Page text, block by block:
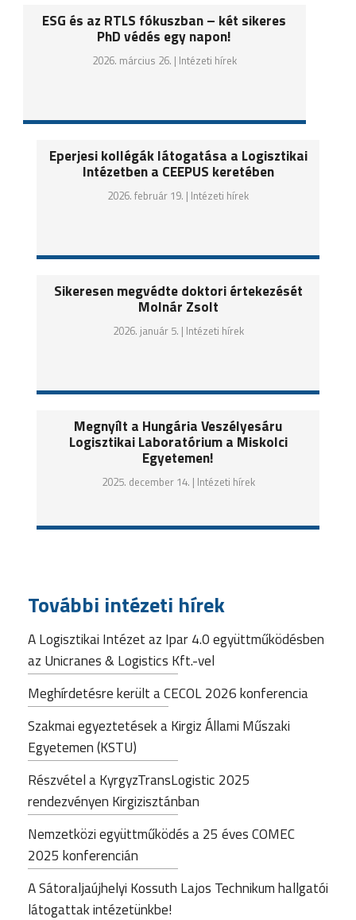
ESG és az RTLS fókuszban – két sikeres
PhD védés egy napon!
2026. március 26. | Intézeti hírek
Eperjesi kollégák látogatása a Logisztikai
Intézetben a CEEPUS keretében
2026. február 19. | Intézeti hírek
Sikeresen megvédte doktori értekezését
Molnár Zsolt
2026. január 5. | Intézeti hírek
Megnyílt a Hungária Veszélyesáru
Logisztikai Laboratórium a Miskolci
Egyetemen!
2025. december 14. | Intézeti hírek
További intézeti hírek
A Logisztikai Intézet az Ipar 4.0 együttműködésben
az Unicranes & Logistics Kft.-vel
Meghírdetésre került a CECOL 2026 konferencia
Szakmai egyeztetések a Kirgiz Állami Műszaki
Egyetemen (KSTU)
Részvétel a KyrgyzTransLogistic 2025
rendezvényen Kirgizisztánban
Nemzetközi együttműködés a 25 éves COMEC
2025 konferencián
A Sátoraljaújhelyi Kossuth Lajos Technikum hallgatói
látogattak intézetünkbe!